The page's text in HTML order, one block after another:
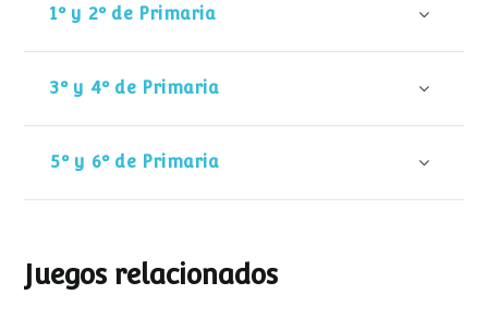
1º y 2º de Primaria
3º y 4º de Primaria
5º y 6º de Primaria
Juegos relacionados